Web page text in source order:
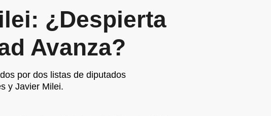
¿Despierta
Avanza?
por dos listas de diputados
y Javier Milei.